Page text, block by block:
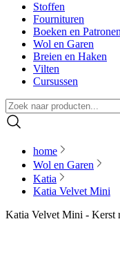
Stoffen
Fournituren
Boeken en Patronen
Wol en Garen
Breien en Haken
Vilten
Cursussen
home
Wol en Garen
Katia
Katia Velvet Mini
Katia Velvet Mini - Kerst